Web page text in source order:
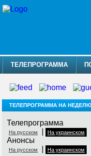
ТЕЛЕПРОГРАММА
ТЕЛЕПРОГРАММА НА НЕДЕЛЮ
Телепрограмма
На русском На украинском
Анонсы
На русском На украинском